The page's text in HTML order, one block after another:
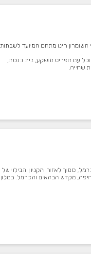
הינו מתחם המיועד לשבתות
עם תפריט מושקע, בית כנסת,
שחייה.
סמוך לאזורי הקניון והבילוי של
מקדש הבהאים והכרמל. במלון